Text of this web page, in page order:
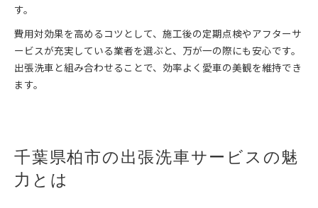
す。
費用対効果を高めるコツとして、施工後の定期点検やアフターサ
ービスが充実している業者を選ぶと、万が一の際にも安心です。
出張洗車と組み合わせることで、効率よく愛車の美観を維持でき
ます。
千葉県柏市の出張洗車サービスの魅
力とは